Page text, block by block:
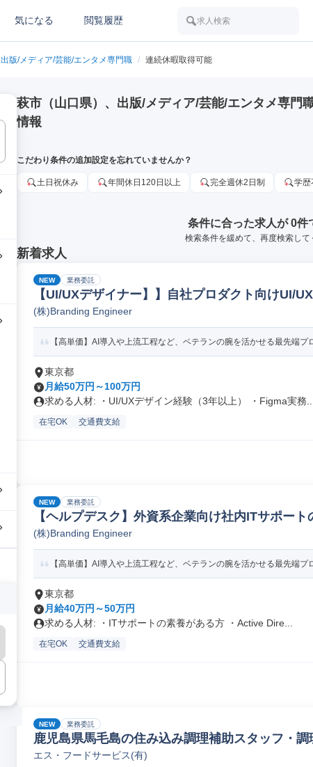
気になる 閲覧履歴 求人検索
出版/メディア/芸能/エンタメ専門職 / 連続休暇取得可能
萩市（山口県）、出版/メディア/芸能/エンタメ専門
情報
こだわり条件の追加設定を忘れていませんか？
土日祝休み 年間休日120日以上 完全週休2日制 学歴
条件に合った求人が 0件
検索条件を緩めて、再度検索して
新着求人
NEW 業務委託
【UI/UXデザイナー】】自社プロダクト向けUI/
(株)Branding Engineer
【高単価】AI導入や上流工程など、ベテランの腕を活かせる最先端プ
東京都
月給50万円～100万円
求める人材: ・UI/UXデザイン経験（3年以上） ・Figma実務...
在宅OK 交通費支給
NEW 業務委託
【ヘルプデスク】外資系企業向け社内ITサポー
(株)Branding Engineer
【高単価】AI導入や上流工程など、ベテランの腕を活かせる最先端プ
東京都
月給40万円～50万円
求める人材: ・ITサポートの素養がある方 ・Active Dire...
在宅OK 交通費支給
NEW 業務委託
鹿児島県馬毛島の住み込み調理補助スタッフ・調
エス・フードサービス(有)